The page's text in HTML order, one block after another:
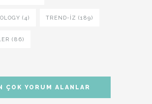
(4) TREND-IZ (189)
(86)
ÇOK YORUM ALANLAR